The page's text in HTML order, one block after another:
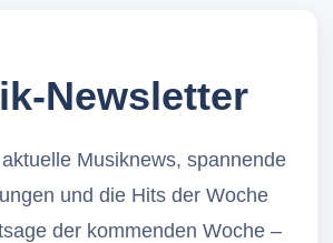
Newsletter
Musiknews, spannende
und die Hits der Woche
der kommenden Woche –